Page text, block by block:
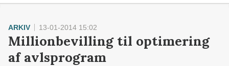
ARKIV 13-01-2014 15:02
Millionbevilling til optimering
af avlsprogram